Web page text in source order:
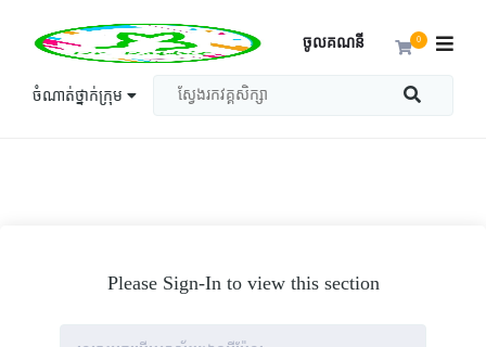
ចំណាត់ថ្នាក់ក្រុម
0
ចូលគណនី
Please Sign-In to view this section